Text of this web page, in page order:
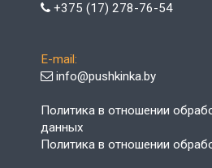
+375 (17) 278-76-54
E-mail:
info@pushkinka.by
Политика в отношении
данных
Политика в отношении